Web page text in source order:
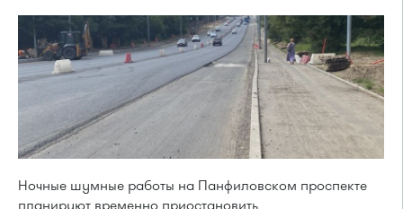
Ночные шумные работы на Панфиловском проспекте